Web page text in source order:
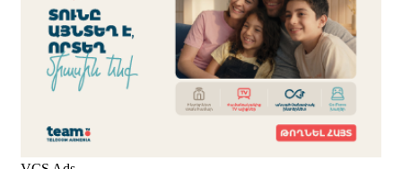
3 ժամ առաջ
Անշարժ գույքի գործակալներ. Աճել է ռուսների
կողմից Հայաստանում անշարժ գույքի
2 ժամ առաջ